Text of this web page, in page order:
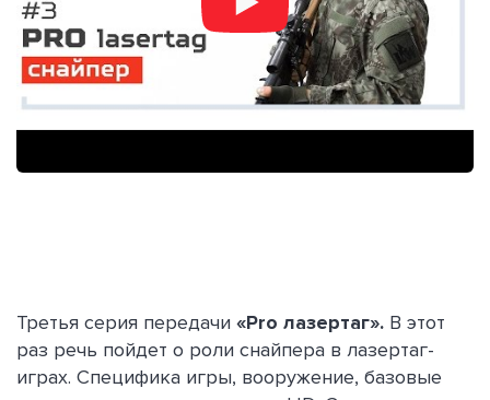
Третья серия передачи «Pro лазертаг». В этот
раз речь пойдет о роли снайпера в лазертаг-
играх. Специфика игры, вооружение, базовые